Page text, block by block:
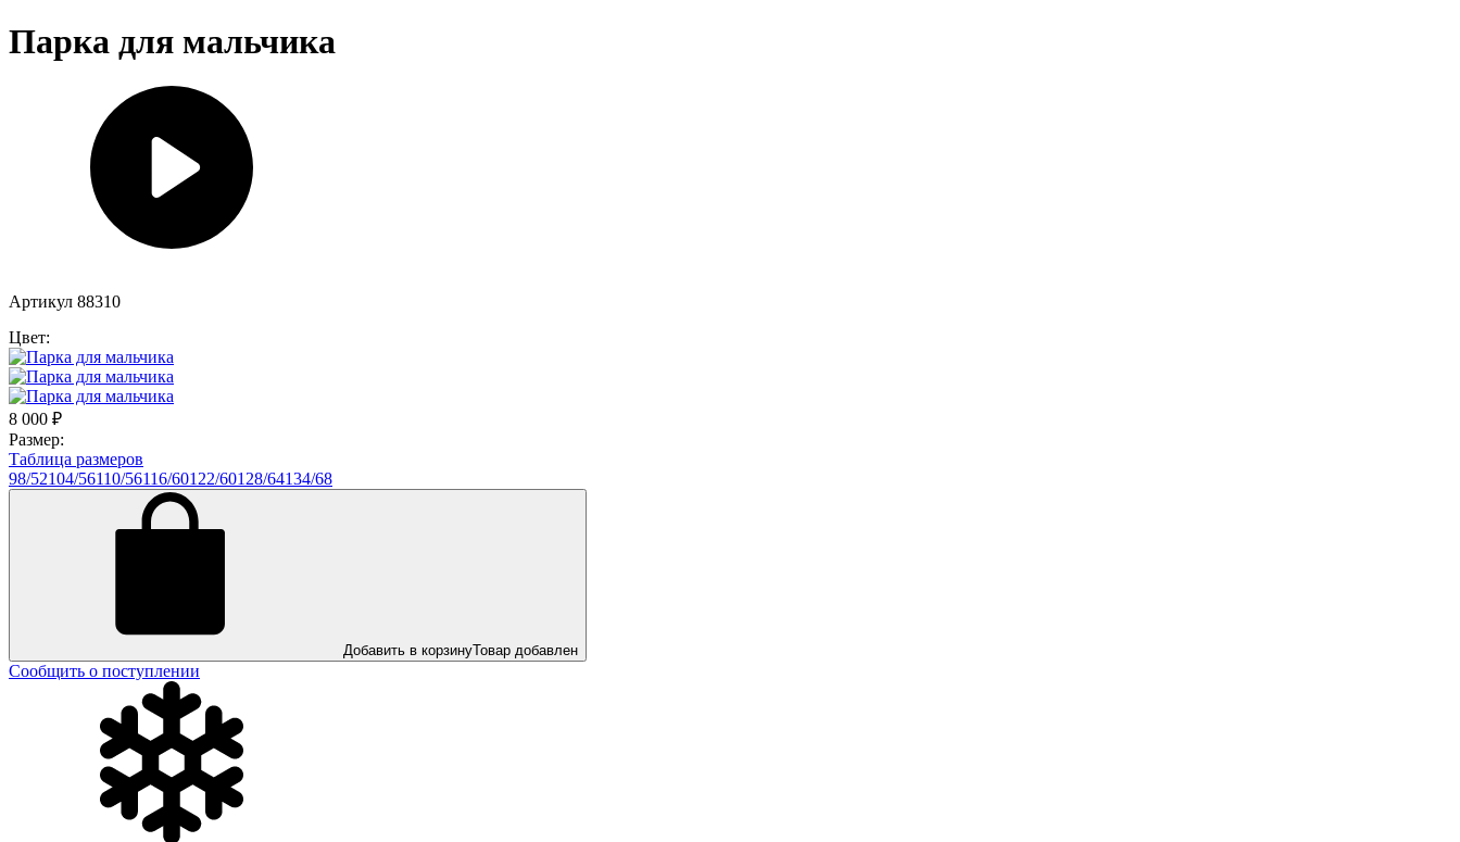
Парка для мальчика
Артикул 88310
Цвет:
8 000 ₽
Размер:
Таблица размеров
98/52104/56110/56116/60122/60128/64134/68
Добавить в корзинуТовар добавлен
Сообщить о поступлении